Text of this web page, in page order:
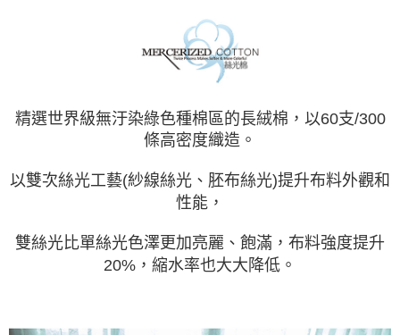
付款後門市自取(待系統通知後才可取貨)
每筆NT$150，滿NT$1,399(含以上)免運費
精選世界級無汙染綠色種棉區的長絨棉，以60支/300
條高密度織造。
以雙次絲光工藝(紗線絲光、胚布絲光)提升布料外觀和
性能，
雙絲光比單絲光色澤更加亮麗、飽滿，布料強度提升
20%，縮水率也大大降低。